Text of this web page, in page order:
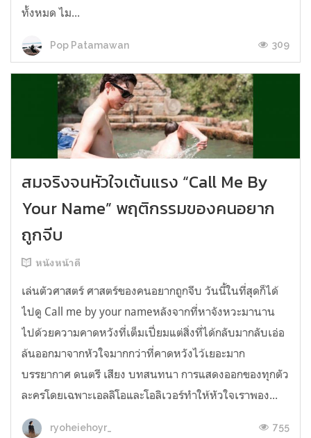
ทั้งหมด ไม...
Pop Patamawan 309
สมจริงจนหัวใจเต้นแรง “Call Me By
Your Name” พฤติกรรมของคนอยาก
ถูกจีบ
หนังหน้าดี
เล่นตัวศาสตร์ ศาสตร์ของคนอยากถูกจีบ วันนี้ในที่สุดก็ได้
ไปดู Call me by your nameหลังจากที่หาจังหวะมานาน
ไปด้วยความคาดหวังที่เต็มเปี่ยมแต่สิ่งที่ได้กลับมากลับเอ่อ
ล้นออกมาจากหัวใจมากกว่าที่คาดหวังไว้เยอะมาก
บรรยากาศ ดนตรี เสียง บทสนทนา การแสดงออกของทุกตัว
ละครโดยเฉพาะเอลลิโอและโอลิเวอร์ทำให้หัวใจเราพอง...
ryoheiehoyr_ 755